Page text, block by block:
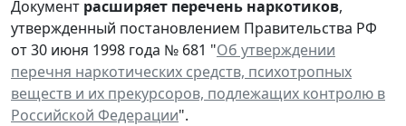
Документ расширяет перечень наркотиков,
утвержденный постановлением Правительства РФ
от 30 июня 1998 года № 681 "Об утверждении
перечня наркотических средств, психотропных
веществ и их прекурсоров, подлежащих контролю в
Российской Федерации".